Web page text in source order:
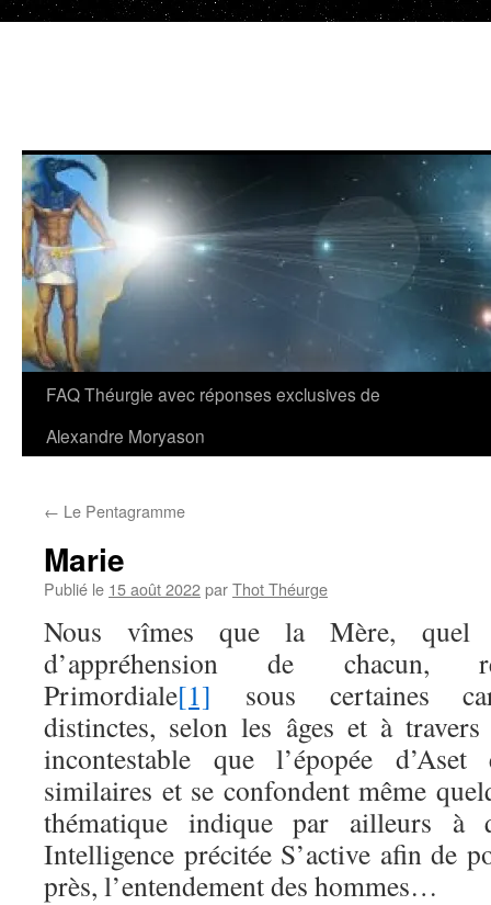
FAQ Théurgie avec réponses exclusives de
Alexandre Moryason
← Le Pentagramme
Marie
Publié le 15 août 2022parThot Théurge
Nous vîmes que la Mère,
d’appréhension de chacun,
Primordiale[1] sous certaines
distinctes, selon les âges et à
incontestable que l’épopée
similaires et se confondent même
thématique indique par ailleurs à
Intelligence précitée S’active afin de
près, l’entendement des hommes…